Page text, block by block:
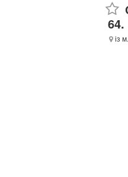
64.
із